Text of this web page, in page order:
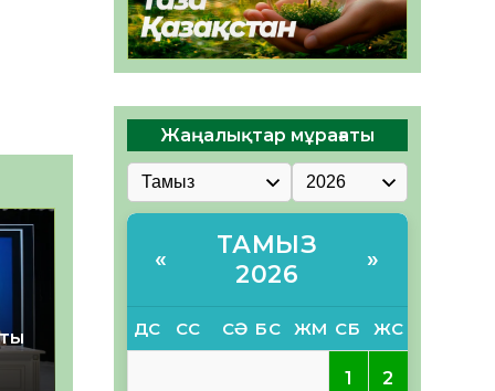
Жаңалықтар мұрағаты
«
ТАМЫЗ
2026
»
ДС СС СӘ БС ЖМ СБ ЖС
1 2